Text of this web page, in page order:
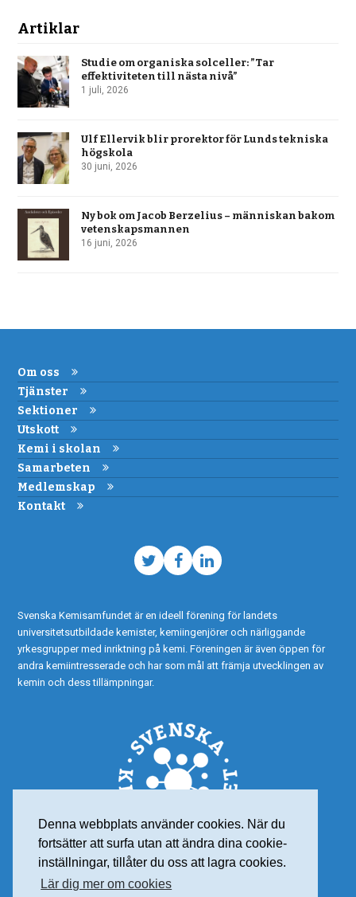
Denna webbplats använder cookies. När du
fortsätter att surfa utan att ändra dina cookie-
inställningar, tillåter du oss att lagra cookies.
Lär dig mer om cookies
Artiklar
Studie om organiska solceller: ”Tar
effektiviteten till nästa nivå”
1 juli, 2026
Ulf Ellervik blir prorektor för Lunds tekniska
högskola
30 juni, 2026
Ny bok om Jacob Berzelius – människan bakom
vetenskapsmannen
16 juni, 2026
Om oss
Tjänster
Sektioner
Utskott
Kemi i skolan
Samarbeten
Medlemskap
Kontakt
TwitterFacebook
LinkedIn
Svenska Kemisamfundet är en ideell förening för landets
universitetsutbildade kemister, kemiingenjörer och närliggande
yrkesgrupper med inriktning på kemi. Föreningen är även öppen för
andra kemiintresserade och har som mål att främja utvecklingen av
kemin och dess tillämpningar.